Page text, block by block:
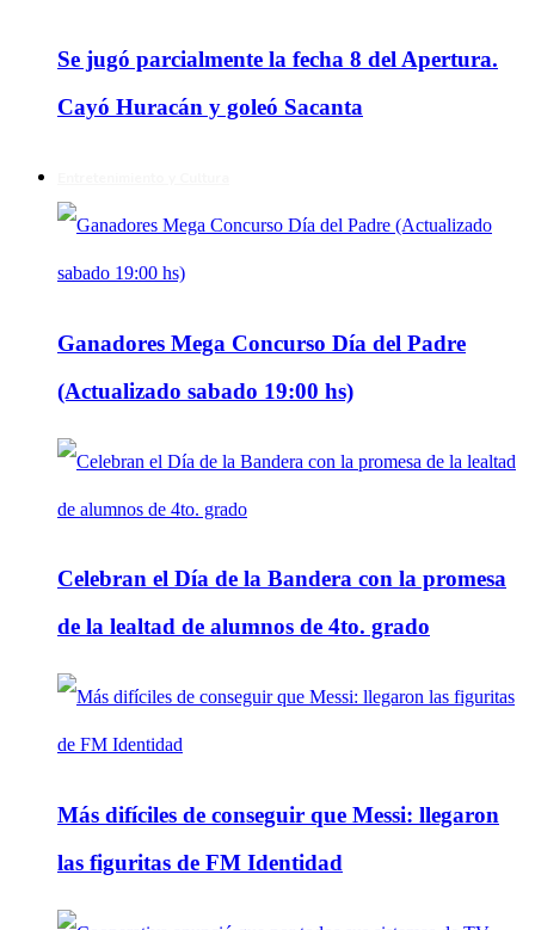
Se jugó parcialmente la fecha 8 del Apertura.
Cayó Huracán y goleó Sacanta
Ganadores Mega Concurso Día del Padre
(Actualizado sabado 19:00 hs)
Celebran el Día de la Bandera con la promesa
de la lealtad de alumnos de 4to. grado
Más difíciles de conseguir que Messi: llegaron
las figuritas de FM Identidad